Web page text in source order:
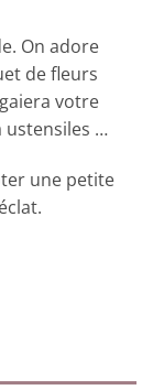
On adore
de fleurs
votre
ustensiles …
une petite